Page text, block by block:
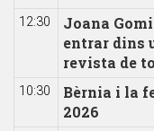
12:30
Joana
entrar dins
revista de
10:30
Bèrnia i la
2026